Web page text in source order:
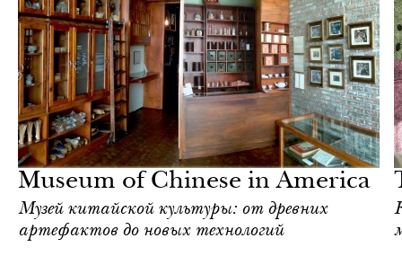
Museum of Chinese in America
Музей китайской культуры: от древних
артефактов до новых технологий
Йорк